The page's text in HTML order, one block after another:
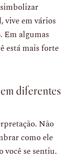
vive em vários
Em algumas
está mais forte
diferentes
Não
como ele
você se sentiu.